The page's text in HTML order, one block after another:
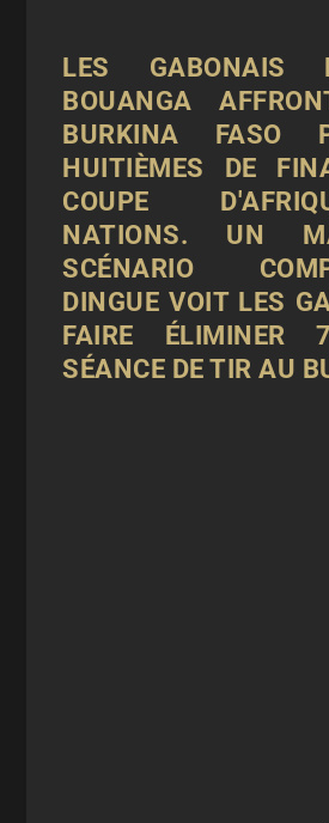
LES GABONAIS
BOUANGA
BURKINA FASO
HUITIÈMES DE
COUPE
NATIONS. UN
SCÉNARIO
DINGUE VOIT LES
FAIRE
SÉANCE DE TIR AU